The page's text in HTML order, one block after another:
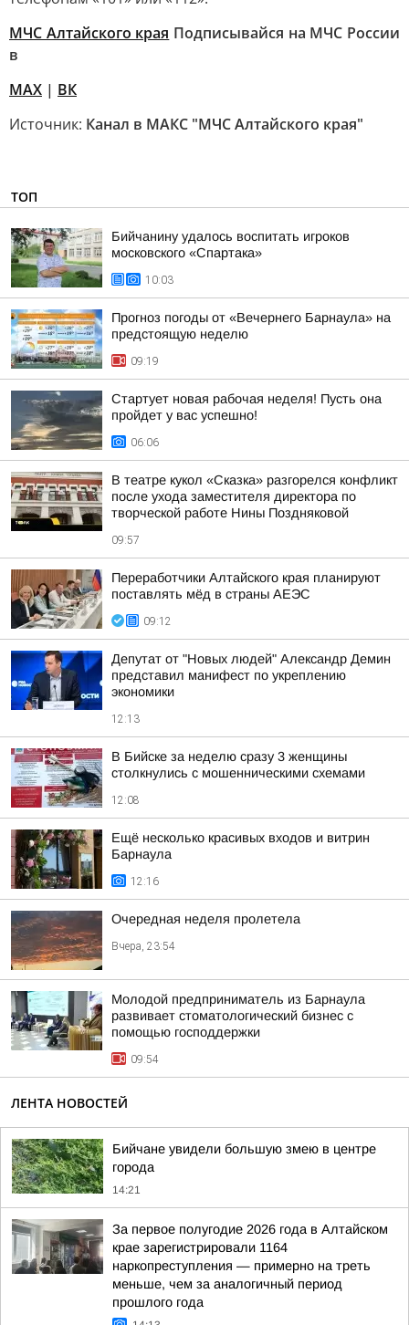
МЧС Алтайского края Подписывайся на МЧС России
в
MAX | ВК
Источник: Канал в МАКС "МЧС Алтайского края"
ТОП
Бийчанину удалось воспитать игроков
московского «Спартака»
10:03
Прогноз погоды от «Вечернего Барнаула» на
предстоящую неделю
09:19
Стартует новая рабочая неделя! Пусть она
пройдет у вас успешно!
06:06
В театре кукол «Сказка» разгорелся конфликт
после ухода заместителя директора по
творческой работе Нины Поздняковой
09:57
Переработчики Алтайского края планируют
поставлять мёд в страны АЕЭС
09:12
Депутат от "Новых людей" Александр Демин
представил манифест по укреплению
экономики
12:13
В Бийске за неделю сразу 3 женщины
столкнулись с мошенническими схемами
12:08
Ещё несколько красивых входов и витрин
Барнаула
12:16
Очередная неделя пролетела
Вчера, 23:54
Молодой предприниматель из Барнаула
развивает стоматологический бизнес с
помощью господдержки
09:54
ЛЕНТА НОВОСТЕЙ
Бийчане увидели большую змею в центре
города
14:21
За первое полугодие 2026 года в Алтайском
крае зарегистрировали 1164
наркопреступления — примерно на треть
меньше, чем за аналогичный период
прошлого года